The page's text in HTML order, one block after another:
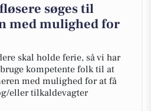
søges til
med mulighed for
skal holde ferie, så vi har
kompetente folk til at
med mulighed for at få
eller tilkaldevagter